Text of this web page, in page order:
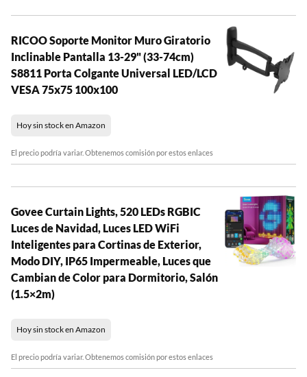
RICOO Soporte Monitor Muro Giratorio
Inclinable Pantalla 13-29" (33-74cm)
S8811 Porta Colgante Universal LED/LCD
VESA 75x75 100x100
Hoy sin stock en Amazon
El precio podría variar. Obtenemos comisión por estos enlaces
Govee Curtain Lights, 520 LEDs RGBIC
Luces de Navidad, Luces LED WiFi
Inteligentes para Cortinas de Exterior,
Modo DIY, IP65 Impermeable, Luces que
Cambian de Color para Dormitorio, Salón
(1.5×2m)
Hoy sin stock en Amazon
El precio podría variar. Obtenemos comisión por estos enlaces